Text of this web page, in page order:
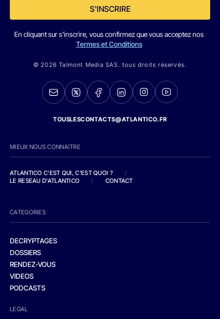
S'INSCRIRE
En cliquant sur s'inscrire, vous confirmez que vous acceptez nos
Termes et Conditions
© 2026 Talmont Media SAS. tous droits réservés.
TOUSLESCONTACTS@ATLANTICO.FR
MIEUX NOUS CONNAITRE
ATLANTICO C'EST QUI, C'EST QUOI ?
/
LE RESEAU D'ATLANTICO
/ CONTACT
CATEGORIES
DECRYPTAGES
DOSSIERS
RENDEZ-VOUS
VIDEOS
PODCASTS
LEGAL